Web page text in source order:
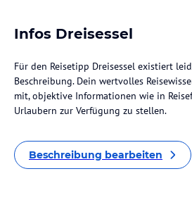
Infos Dreisessel
Für den Reisetipp Dreisessel existiert
Beschreibung. Dein wertvolles
mit, objektive Informationen wie in
Urlaubern zur Verfügung zu stellen.
Beschreibung bearbeiten